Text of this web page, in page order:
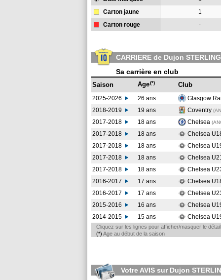
Carton jaune 1
Carton rouge -
CARRIERE de Dujon STERLING
Sa carrière en club
Saison Age(*) Club
2025-2026 26 ans Glasgow
2018-2019
19 ans Coventry
2017-2018
18 ans Chelsea
2017-2018
18 ans Chelsea
2017-2018
18 ans Chelsea
2017-2018
18 ans Chelsea
2017-2018
18 ans Chelsea
2016-2017
17 ans Chelsea
2016-2017
17 ans Chelsea
2015-2016
16 ans Chelsea
2014-2015
15 ans Chelsea
Cliquez sur les lignes pour afficher/masquer le
(*) Age au début de la saison
Votre AVIS sur Dujon